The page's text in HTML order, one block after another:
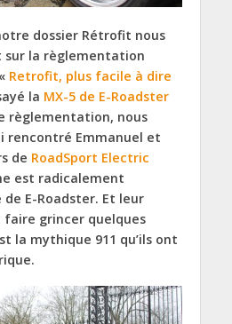
dossier Rétrofit nous
la règlementation
Retrofit, plus facile à dire
la MX-5 de E-Roadster
règlementation, nous
rencontré Emmanuel et
de RoadSport Electric
est radicalement
E-Roadster. Et leur
grincer quelques
la mythique 911 qu’ils ont